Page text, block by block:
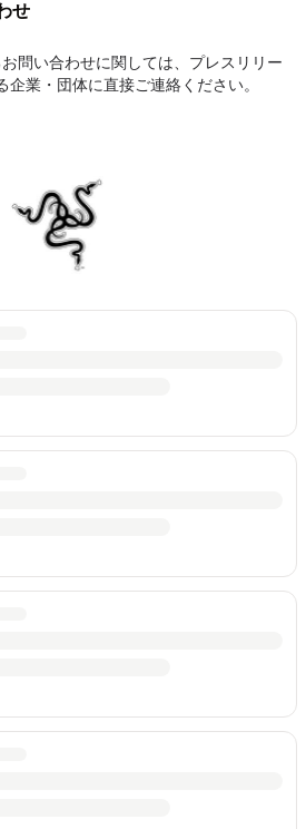
せ
問い合わせに関しては、プレスリリー
企業・団体に直接ご連絡ください。